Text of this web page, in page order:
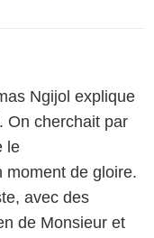
Ngijol explique
On cherchait par
le
moment de gloire.
avec des
de Monsieur et